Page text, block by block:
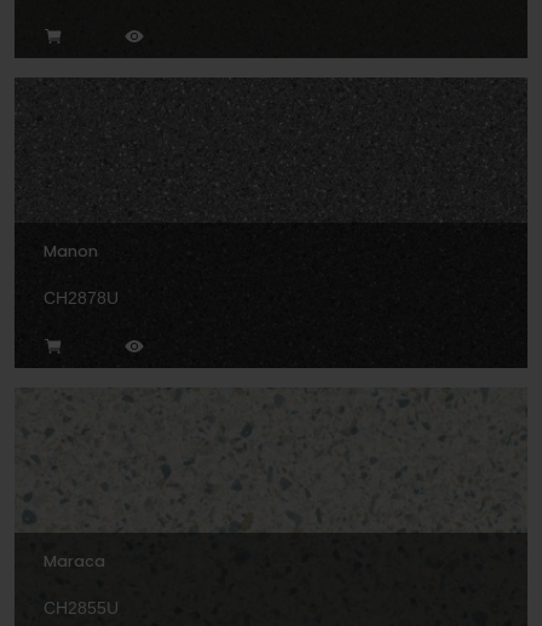
Manon
CH2878U
Maraca
CH2855U